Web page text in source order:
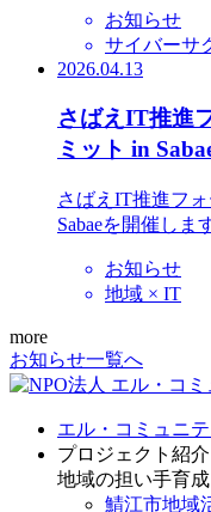
お知らせ
サイバーサ
2026.04.13
さばえIT推進
ミット in
さばえIT推進フ
Sabaeを開催しま
お知らせ
地域 × IT
more
お知らせ一覧へ
エル・コミュニ
プロジェクト紹介
地域の担い手育成
鯖江市地域